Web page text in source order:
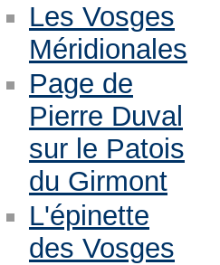
Les Vosges
Méridionales
Page de
Pierre Duval
sur le Patois
du Girmont
L'épinette
des Vosges